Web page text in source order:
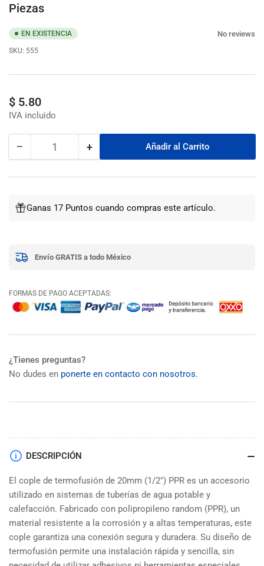
Piezas
EN EXISTENCIA
SKU: 555
No reviews
Precio
regular
$ 5.80
− Reducir
para
Termofusion
De
5
Piezas
Cantidad +Aumentar
para
Termofusion
De
Piezas
Añadir al Carrito
Ganas 17 Puntos cuando compras este artículo.
Envío GRATIS a todo México
FORMAS DE PAGO ACEPTADAS:
¿Tienes preguntas?
No dudes en ponerte en contacto con nosotros.
DESCRIPCIÓN
El cople de termofusión de 20mm (1/2") PPR es un accesorio
utilizado en sistemas de tuberías de agua potable y
calefacción. Fabricado con polipropileno random (PPR), un
material resistente a la corrosión y a altas temperaturas, este
cople garantiza una conexión segura y duradera. Su diseño de
termofusión permite una instalación rápida y sencilla, sin